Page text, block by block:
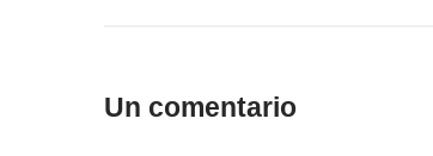
Un comentario